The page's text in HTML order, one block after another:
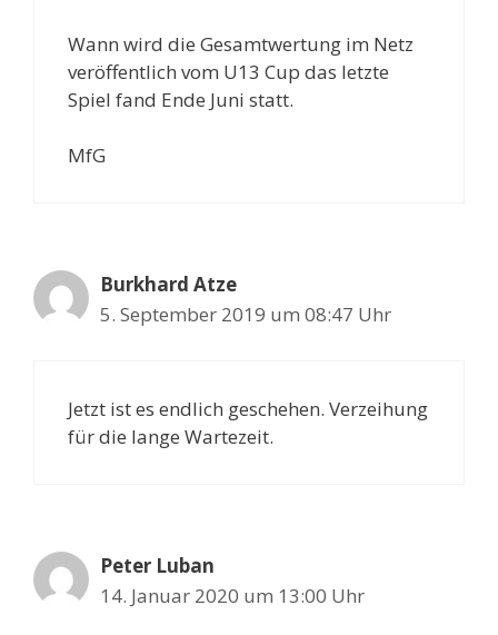
Wann wird die Gesamtwertung im Netz
veröffentlich vom U13 Cup das letzte
Spiel fand Ende Juni statt.
MfG
Burkhard Atze
5. September 2019 um 08:47 Uhr
Jetzt ist es endlich geschehen. Verzeihung
für die lange Wartezeit.
Peter Luban
14. Januar 2020 um 13:00 Uhr